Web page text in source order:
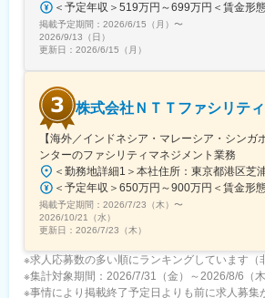
掲載予定期間： 2026/6/15（月） 〜
2026/9/13（日）
更新日： 2026/6/15（月）
株式会社ＮＴＴファシリテ
【海外／インドネシア・マレーシア・シンガ
ンターのファシリティマネジメント業務
掲載予定期間： 2026/7/23（木） 〜
2026/10/21（水）
更新日： 2026/7/23（木）
※求人応募数の多い順にランキングしています（
※集計対象期間：2026/7/31（金）～2026/8/6（木
※事情により掲載終了予定日よりも前に求人募集